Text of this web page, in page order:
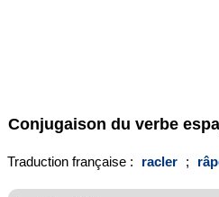
Conjugaison du verbe
Traduction française : racler ;